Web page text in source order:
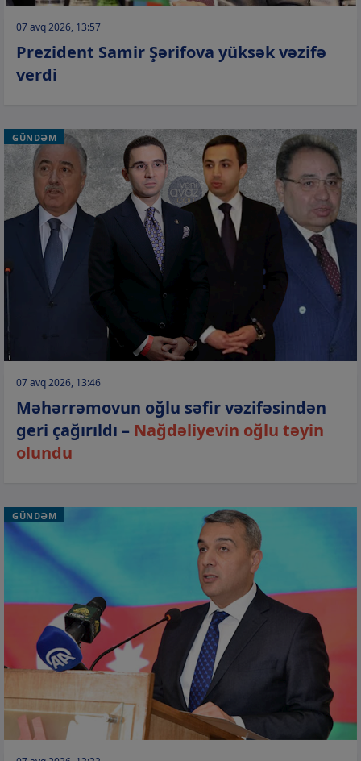
07 avq 2026, 13:57
Prezident Samir Şərifova yüksək vəzifə
verdi
GÜNDƏM
07 avq 2026, 13:46
Məhərrəmovun oğlu səfir vəzifəsindən
geri çağırıldı – Nağdəliyevin oğlu təyin
olundu
GÜNDƏM